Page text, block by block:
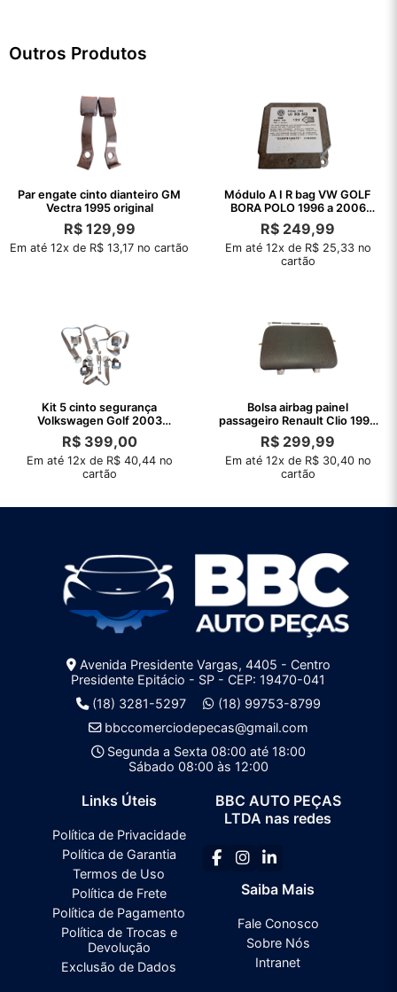
Outros Produtos
Par engate cinto dianteiro GM
Vectra 1995 original
R$129,99
Em até 12x de R$ 13,17 no cartão
Módulo A I R bag VW GOLF
BORA POLO 1996 a 2006
original
R$ 249,99
Em até 12x de R$ 25,33 no
cartão
Kit 5 cinto segurança
Volkswagen Golf 2003
original
R$399,00
Em até 12x de R$ 40,44 no
cartão
Bolsa airbag painel
passageiro Renault Clio 1999
a 2006
R$ 299,99
Em até 12x de R$ 30,40 no
cartão
Avenida Presidente Vargas, 4405 - Centro
Presidente Epitácio - SP - CEP: 19470-041
(18) 3281-5297
(18) 99753-8799
bbccomerciodepecas@gmail.com
Segunda a Sexta 08:00 até 18:00
Sábado 08:00 às 12:00
Links Úteis
Política de Privacidade
Política de Garantia
Termos de Uso
Política de Frete
Política de Pagamento
Política de Trocas e
Devolução
Exclusão de Dados
BBC AUTO PEÇAS
LTDA nas redes
Saiba Mais
Fale Conosco
Sobre Nós
Intranet